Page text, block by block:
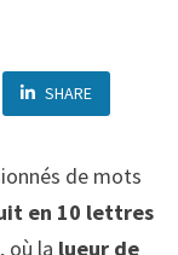
SHARE
de mots
en 10 lettres
où la lueur de